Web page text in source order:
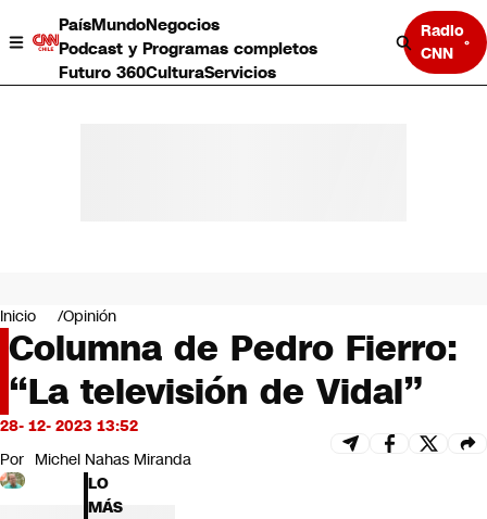
PaísMundoNegocios
Podcast y Programas completos
Futuro 360CulturaServicios
Radio
CNN
Negocios
Deportes
Programas completos
Cultura
Servicios
Bits
CNN Data
CNN tiempo
Futuro 360
Inicio Opinión
Columna de Pedro Fierro:
“La televisión de Vidal”
28- 12- 2023 13:52
Por Michel Nahas Miranda
LO
MÁS